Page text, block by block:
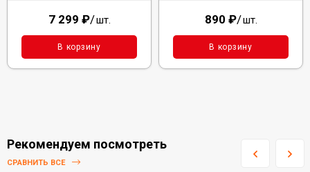
7 299 ₽/шт.
В корзину
890 ₽/шт.
В корзину
Рекомендуем посмотреть
СРАВНИТЬ ВСЕ